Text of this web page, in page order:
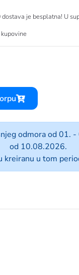
je besplatna! U
odmora od 01.
od 10.08.2026.
kreiranu u tom